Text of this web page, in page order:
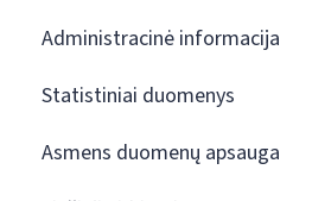
Administracinė informacija
Statistiniai duomenys
Asmens duomenų apsauga